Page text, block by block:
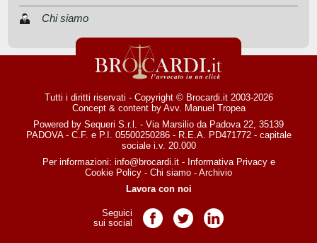
Chi siamo
Tutti i diritti riservati - Copyright © Brocardi.it 2003-2026
Concept & content by Avv. Manuel Tropea
Powered by Sequeri S.r.l. - Via Marsilio da Padova 22, 35139
PADOVA - C.F. e P.I. 05500250286 - R.E.A. PD471772 - capitale
sociale i.v. 20.000
Per informazioni: info@brocardi.it- Informativa Privacye
Cookie Policy - Chi siamo - Archivio
Lavora con noi
Seguici
sui social
Pagina Facebook
Pagina TwitterPagina LinkedIn